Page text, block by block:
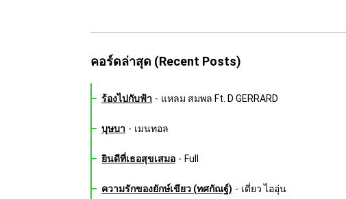
คอร์ดล่าสุด (Recent Posts)
ร้องไปกับฟ้า - แหลม สมพล Ft. D GERRARD
บุษบา - เมนทอล
ยินดีที่เธอสุขเสมอ - Full
ความรักของยักษ์เขียว (ทศกัณฐ์) - เดี่ยว ไออุ่น